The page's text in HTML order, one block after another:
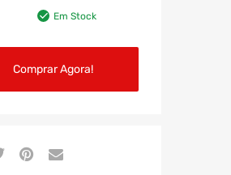
Em Stock
Comprar Agora!